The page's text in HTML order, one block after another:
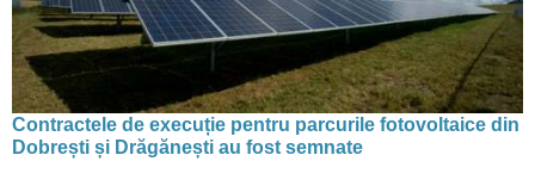
Contractele de execuție pentru parcurile fotovoltaice din
Dobrești și Drăgănești au fost semnate